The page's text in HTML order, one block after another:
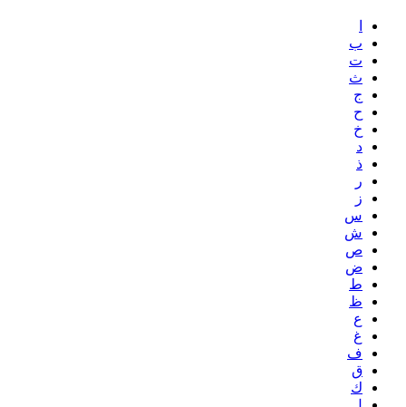
ب
ت
ث
ج
ح
خ
د
ذ
ر
ز
س
ش
ص
ض
ط
ظ
ع
غ
ف
ق
ك